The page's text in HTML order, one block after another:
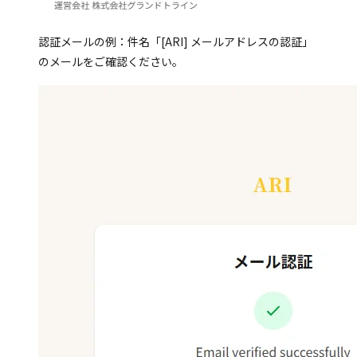
認証メールの例：件名「[ARI] メールアドレスの認証」
のメールをご確認ください。